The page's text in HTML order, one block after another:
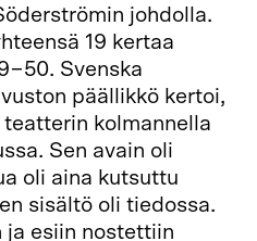
johdolla.
19 kertaa
Svenska
päällikkö kertoi,
kolmannella
Sen avain oli
oli aina kutsuttu
sisältö oli tiedossa.
ja esiin nostettiin